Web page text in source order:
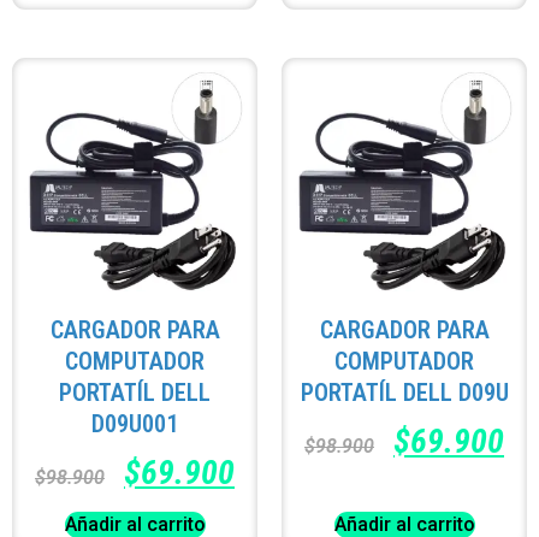
CARGADOR PARA
COMPUTADOR
PORTATÍL DELL
D09U001
$98.900 $69.900
Añadir al carrito
CARGADOR PARA
COMPUTADOR
PORTATÍL DELL D09U
$98.900 $69.900
Añadir al carrito